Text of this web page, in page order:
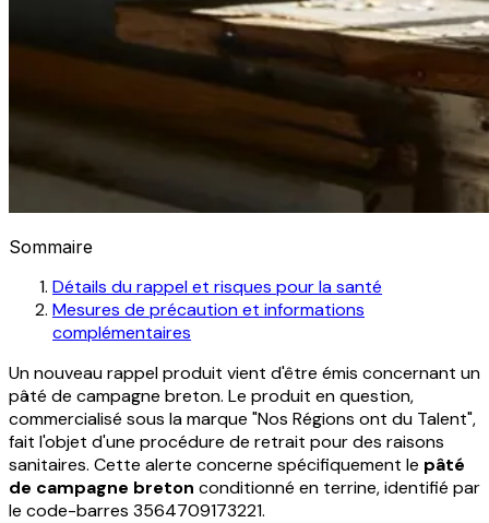
Sommaire
Détails du rappel et risques pour la santé
Mesures de précaution et informations
complémentaires
Un nouveau rappel produit vient d'être émis concernant un
pâté de campagne breton. Le produit en question,
commercialisé sous la marque "Nos Régions ont du Talent",
fait l'objet d'une procédure de retrait pour des raisons
sanitaires. Cette alerte concerne spécifiquement le pâté
de campagne breton conditionné en terrine, identifié par
le code-barres 3564709173221.